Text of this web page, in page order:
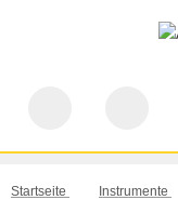
Startseite Instrumente